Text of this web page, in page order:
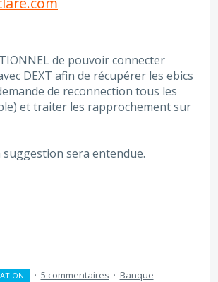
de pouvoir connecter
DEXT afin de récupérer les ebics
de reconnection tous les
et traiter les rapprochement sur
suggestion sera entendue.
· 5 commentaires · Banque